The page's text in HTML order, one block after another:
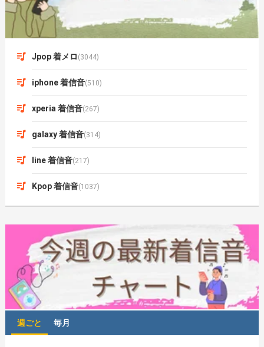
Jpop 着メロ (3044)
iphone 着信音(510)
xperia 着信音(267)
galaxy 着信音(314)
line 着信音(217)
Kpop 着信音(1037)
週ごと 毎月